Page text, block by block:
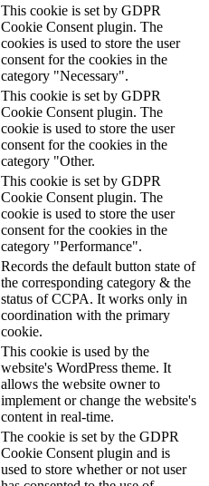
This cookie is set by GDPR
Cookie Consent plugin. The
cookies is used to store the user
consent for the cookies in the
category "Necessary".
This cookie is set by GDPR
Cookie Consent plugin. The
cookie is used to store the user
consent for the cookies in the
category "Other.
This cookie is set by GDPR
Cookie Consent plugin. The
cookie is used to store the user
consent for the cookies in the
category "Performance".
Records the default button state of
the corresponding category & the
status of CCPA. It works only in
coordination with the primary
cookie.
This cookie is used by the
website's WordPress theme. It
allows the website owner to
implement or change the website's
content in real-time.
The cookie is set by the GDPR
Cookie Consent plugin and is
used to store whether or not user